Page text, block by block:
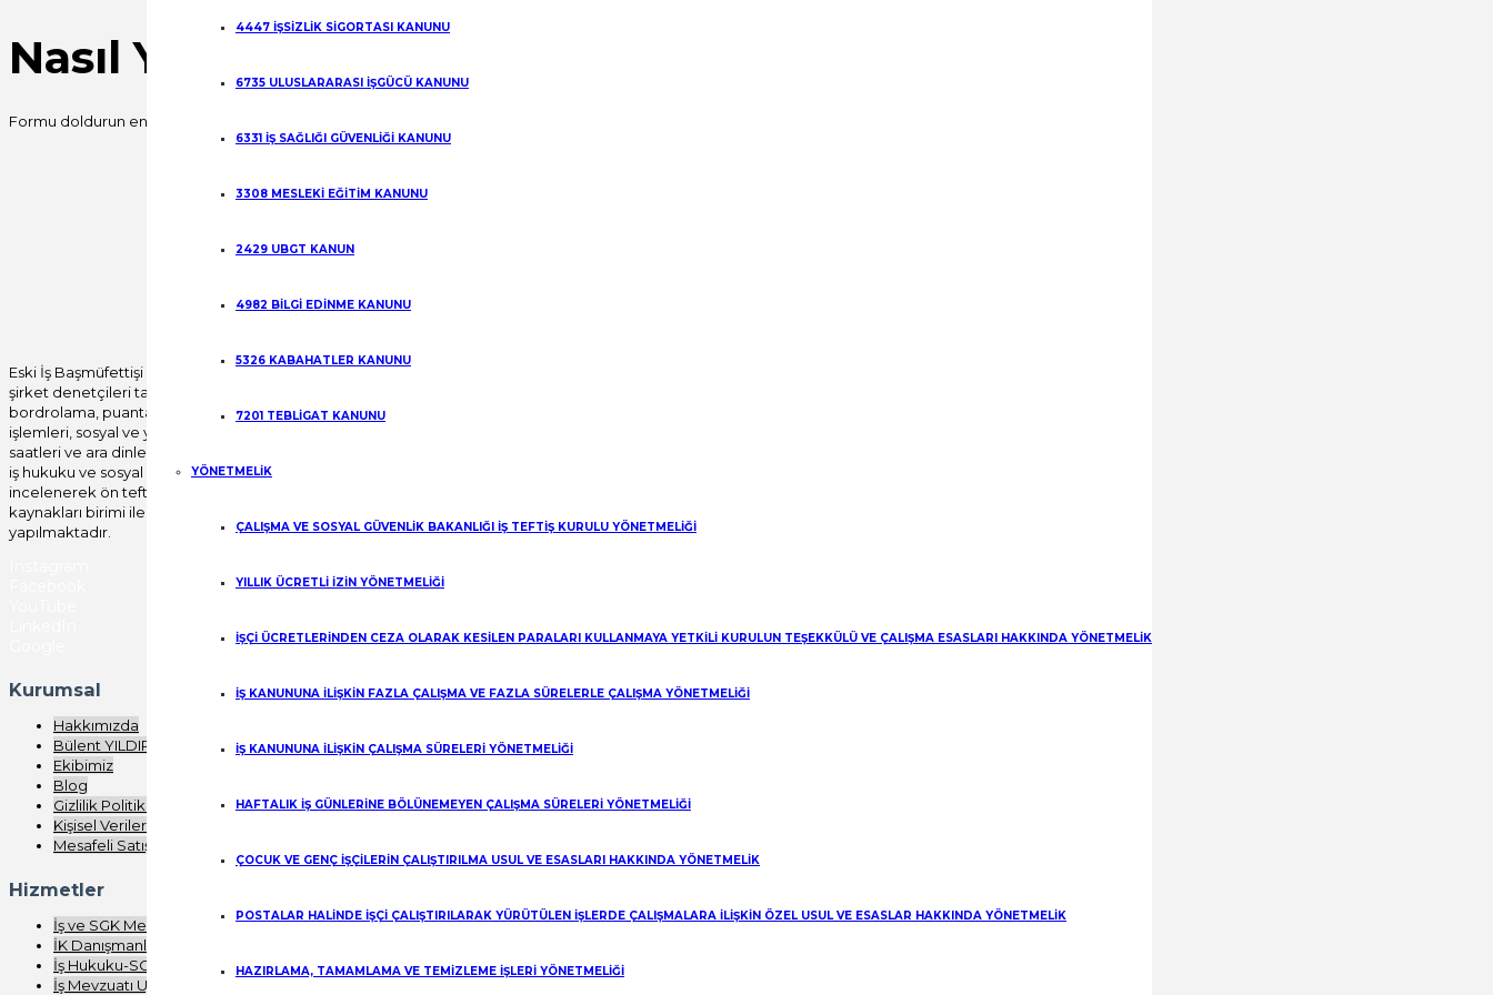
4447 İŞSİZLİK SİGORTASI KANUNU
6735 ULUSLARARASI İŞGÜCÜ KANUNU
6331 İŞ SAĞLIĞI GÜVENLİĞİ KANUNU
3308 MESLEKİ EĞİTİM KANUNU
2429 UBGT KANUN
4982 BİLGİ EDİNME KANUNU
5326 KABAHATLER KANUNU
7201 TEBLİGAT KANUNU
YÖNETMELİK
ÇALIŞMA VE SOSYAL GÜVENLİK BAKANLIĞI İŞ TEFTİŞ KURULU YÖNETMELİĞİ
YILLIK ÜCRETLİ İZİN YÖNETMELİĞİ
İŞÇİ ÜCRETLERİNDEN CEZA OLARAK KESİLEN PARALARI KULLANMAYA YETKİLİ KURULUN TEŞEKKÜLÜ VE ÇALIŞMA ESASLARI HAKKINDA YÖNETMELİK
İŞ KANUNUNA İLİŞKİN FAZLA ÇALIŞMA VE FAZLA SÜRELERLE ÇALIŞMA YÖNETMELİĞİ
İŞ KANUNUNA İLİŞKİN ÇALIŞMA SÜRELERİ YÖNETMELİĞİ
HAFTALIK İŞ GÜNLERİNE BÖLÜNEMEYEN ÇALIŞMA SÜRELERİ YÖNETMELİĞİ
ÇOCUK VE GENÇ İŞÇİLERİN ÇALIŞTIRILMA USUL VE ESASLARI HAKKINDA YÖNETMELİK
POSTALAR HALİNDE İŞÇİ ÇALIŞTIRILARAK YÜRÜTÜLEN İŞLERDE ÇALIŞMALARA İLİŞKİN ÖZEL USUL VE ESASLAR HAKKINDA YÖNETMELİK
HAZIRLAMA, TAMAMLAMA VE TEMİZLEME İŞLERİ YÖNETMELİĞİ
Nasıl Yardımcı Olabiliriz?
Formu doldurun en kısa sürede sizinle iletişime geçelim.
Gönder
Eski İş Başmüfettişi Bülent YILDIRIM öncülüğünde
şirket denetçileri tarafından tüm özlük, yıllık izin,
bordrolama, puantajlama, disiplin mevzuatı, fesih
işlemleri, sosyal ve yan haklar, fazla çalışma, çalışma
saatleri ve ara dinlenme süreleri başta olmak üzere
iş hukuku ve sosyal güvenlik mevzuatı uygulamaları
incelenerek ön teftiş raporu verilerek, insan
kaynakları birimi ile birlikte yerinde düzeltme işlemi
yapılmaktadır.
Kurumsal
Hakkımızda
Bülent YILDIRIM
Ekibimiz
Blog
Gizlilik Politikası
Kişisel Verilerin Korunması
Mesafeli Satış Sözleşmesi
Hizmetler
İş ve SGK Mevzuatı Eğitimi
İK Danışmanlığı
İş Hukuku-SGK Denetimi
İş Mevzuatı Uygulaması